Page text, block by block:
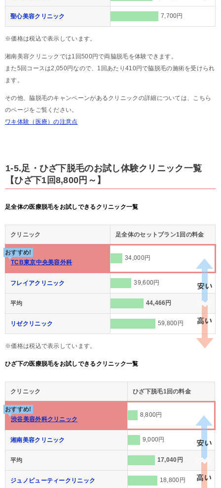
聖心美容クリニック 7,700円
※価格は税込で表示しています。
湘南美容クリニックでは1回500円で両脇脱毛を体験できます。
また5回コースは2,050円なので、1回あたり410円で脇脱毛の施術を受けられ
ます。
その他、脇脱毛のキャンペーンがあるクリニックの詳細については、こちら
のページをご覧ください。
ワキ体験（医療）の注意点
1-5.足・ひざ下脱毛のお試し体験クリニック一覧
【ひざ下1回8,800円～】
足全体の医療脱毛をお試しできるクリニック一覧
クリニック 足全体のセットプラン1回の料金
おすすめ!
TCB東京中央美容外科
34,000円
フレイアクリニック 39,600円
平均 44,466円
リゼクリニック 59,800円
※価格は税込で表示しています。
ひざ下の医療脱毛をお試しできるクリニック一覧
クリニック ひざ下脱毛1回の料金
おすすめ!
渋谷美容外科クリニック
8,800円
湘南美容クリニック 9,000円
平均 17,040円
ジュノビューティークリニック 18,800円